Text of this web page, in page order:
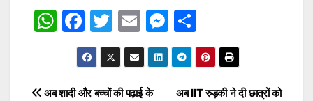
W
s
F
a
c
e
T
w
itt
er
E
m
ai
l
M
e
s
s
h
ar
e
अब IIT रुड़की ने दी छात्रों को
अब शादी और बच्चों की पढ़ाई के